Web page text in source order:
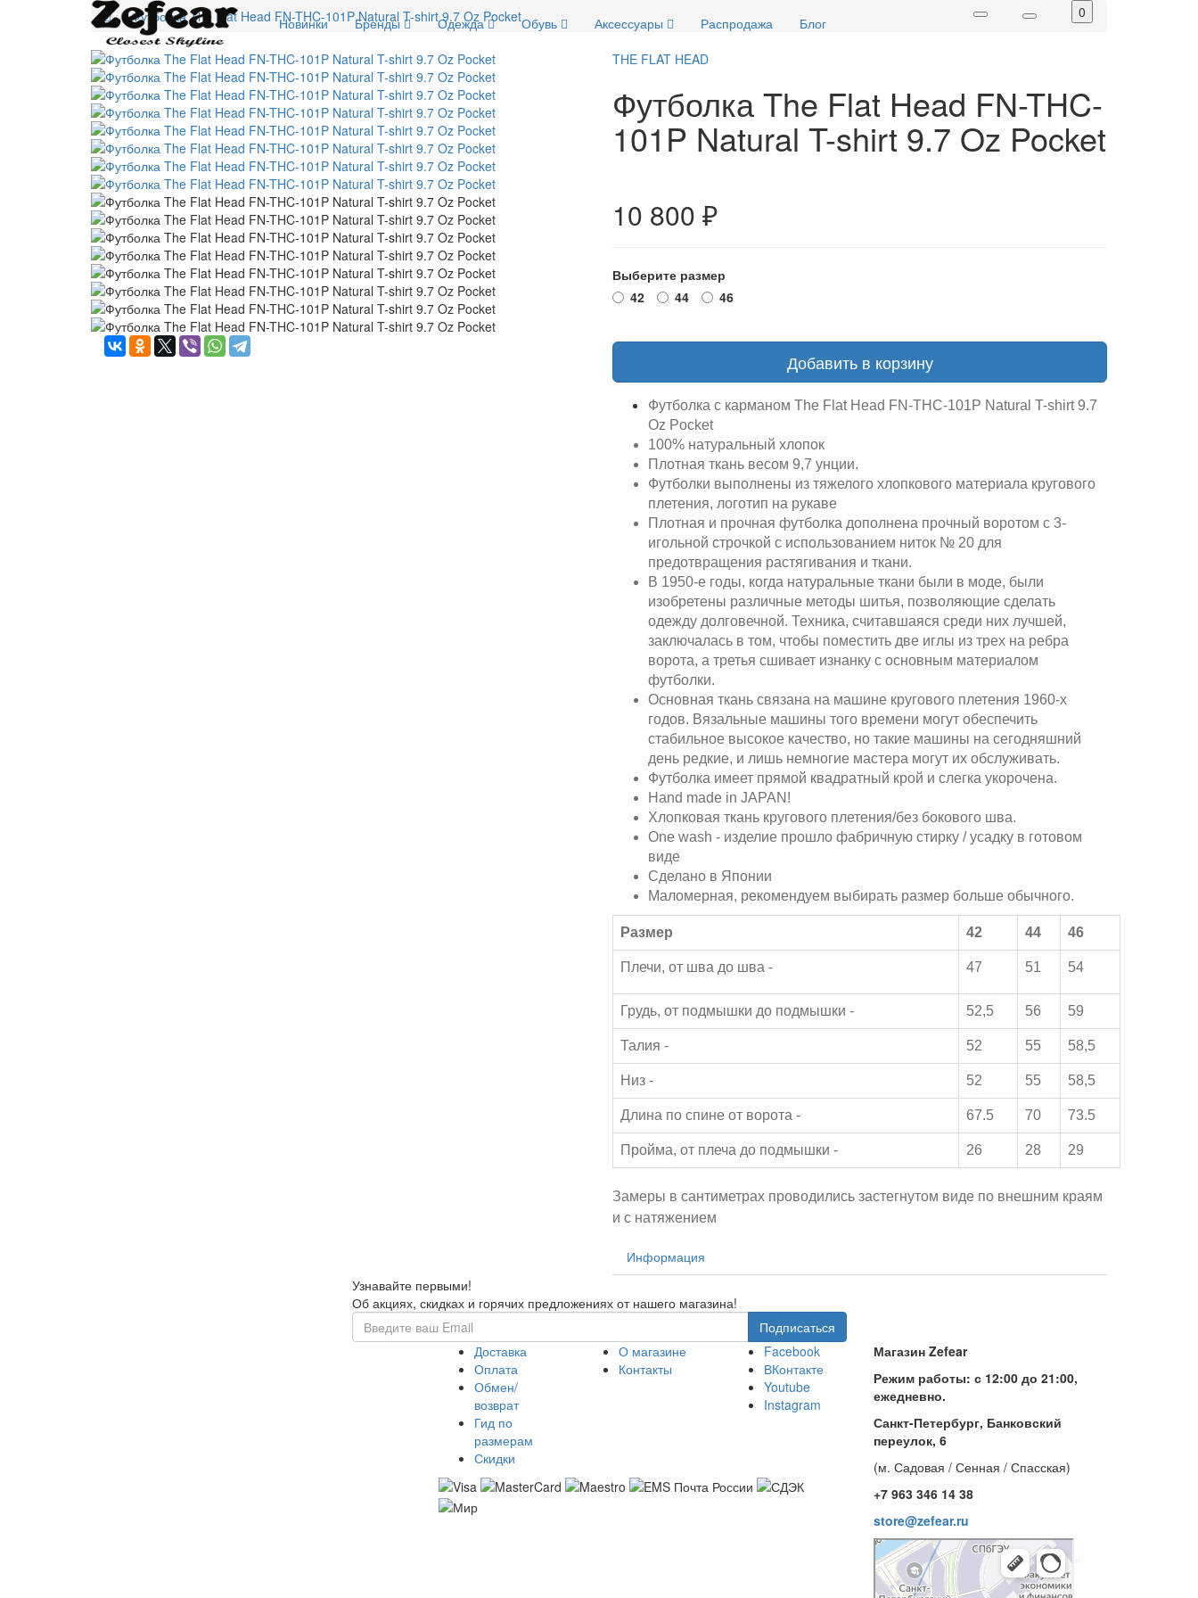
Новинки Бренды Одежда Обувь Аксессуары Распродажа Блог
0
Футболка The Flat Head FN-THC-101P Natural T-shirt 9.7 Oz Pocket
THE FLAT HEAD
Футболка The Flat Head FN-THC-
101P Natural T-shirt 9.7 Oz Pocket
10 800 ₽
Выберите размер
42
44 46
Добавить в корзину
Футболка с карманом The Flat Head FN-THC-101P Natural T-shirt 9.7
Oz Pocket
100% натуральный хлопок
Плотная ткань весом 9,7 унции.
Футболки выполнены из тяжелого хлопкового материала кругового
плетения, логотип на рукаве
Плотная и прочная футболка дополнена прочный воротом с 3-
игольной строчкой с использованием ниток № 20 для
предотвращения растягивания и ткани.
В 1950-е годы, когда натуральные ткани были в моде, были
изобретены различные методы шитья, позволяющие сделать
одежду долговечной. Техника, считавшаяся среди них лучшей,
заключалась в том, чтобы поместить две иглы из трех на ребра
ворота, а третья сшивает изнанку с основным материалом
футболки.
Основная ткань связана на машине кругового плетения 1960-х
годов. Вязальные машины того времени могут обеспечить
стабильное высокое качество, но такие машины на сегодняшний
день редкие, и лишь немногие мастера могут их обслуживать.
Футболка имеет прямой квадратный крой и слегка укорочена.
Hand made in JAPAN!
Хлопковая ткань кругового плетения/без бокового шва.
One wash - изделие прошло фабричную стирку / усадку в готовом
виде
Сделано в Японии
Маломерная, рекомендуем выбирать размер больше обычного.
Размер 42 44 46
Плечи, от шва до шва - 47 51 54
Грудь, от подмышки до подмышки - 52,5 56 59
Талия - 52 55 58,5
Низ - 52 55 58,5
Длина по спине от ворота - 67.5 70 73.5
Пройма, от плеча до подмышки - 26 28 29
Замеры в сантиметрах проводились застегнутом виде по внешним краям
и с натяжением
Информация
Узнавайте первыми!
Об акциях, скидках и горячих предложениях от нашего магазина!
Доставка
Оплата
Обмен/
возврат
Гид по
размерам
Скидки
О магазине
Контакты
Facebook
ВКонтакте
Youtube
Instagram
Магазин Zefear
Режим работы: с 12:00 до 21:00,
ежедневно.
Санкт-Петербург, Банковский
переулок, 6
(м. Садовая / Сенная / Спасская)
+7 963 346 14 38
store@zefear.ru
Санкт‑Петербург
Банковский переулок, 6 — Яндекс Карты